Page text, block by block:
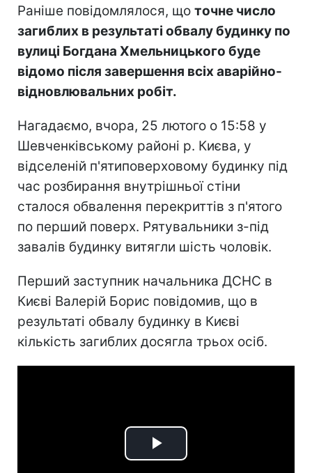
Раніше повідомлялося, що точне число
загиблих в результаті обвалу будинку по
вулиці Богдана Хмельницького буде
відомо після завершення всіх аварійно-
відновлювальних робіт.
Нагадаємо, вчора, 25 лютого о 15:58 у
Шевченківському районі р. Києва, у
відселеній п'ятиповерховому будинку під
час розбирання внутрішньої стіни
сталося обвалення перекриттів з п'ятого
по перший поверх. Рятувальники з-під
завалів будинку витягли шість чоловік.
Перший заступник начальника ДСНС в
Києві Валерій Борис повідомив, що в
результаті обвалу будинку в Києві
кількість загиблих досягла трьох осіб.
Play